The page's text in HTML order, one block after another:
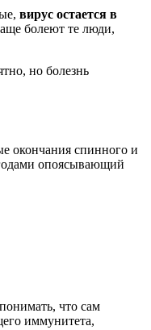
вирус остается в
болеют те люди,
но болезнь
окончания спинного и
опоясывающий
что сам
иммунитета,